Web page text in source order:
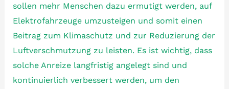
sollen mehr Menschen dazu ermutigt werden, auf
Elektrofahrzeuge umzusteigen und somit einen
Beitrag zum Klimaschutz und zur Reduzierung der
Luftverschmutzung zu leisten. Es ist wichtig, dass
solche Anreize langfristig angelegt sind und
kontinuierlich verbessert werden, um den